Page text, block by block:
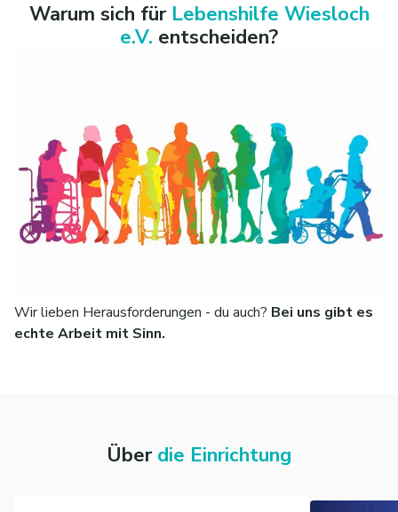
Warum sich für Lebenshilfe Wiesloch
e.V. entscheiden?
Wir lieben Herausforderungen - du auch? Bei uns gibt es
echte Arbeit mit Sinn.
Über die Einrichtung